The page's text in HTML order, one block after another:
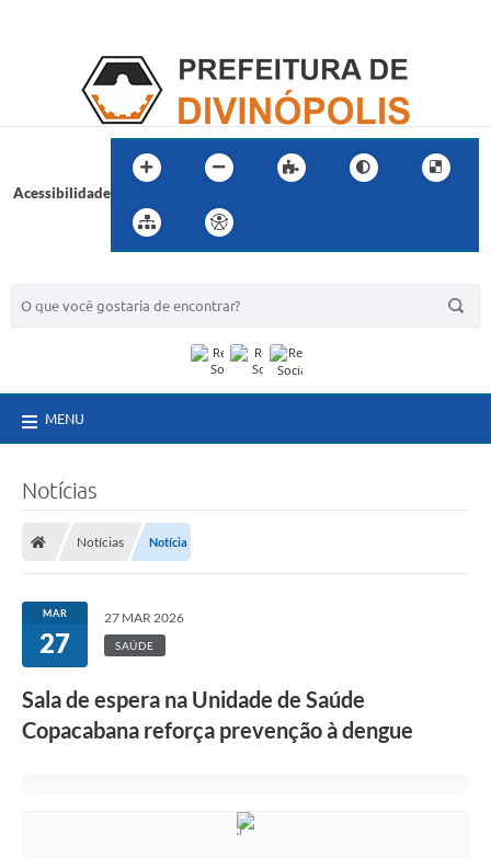
Acessibilidade
MENU
Notícias
Notícias Notícia
MAR
27
27 MAR 2026
SAÚDE
Sala de espera na Unidade de Saúde
Copacabana reforça prevenção à dengue